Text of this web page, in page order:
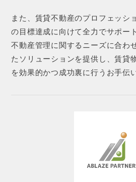
また、賃貸不動産のプロフェッシ
の目標達成に向けて全力でサポー
不動産管理に関するニーズに合わ
たソリューションを提供し、賃貸
を効果的かつ成功裏に行うお手伝